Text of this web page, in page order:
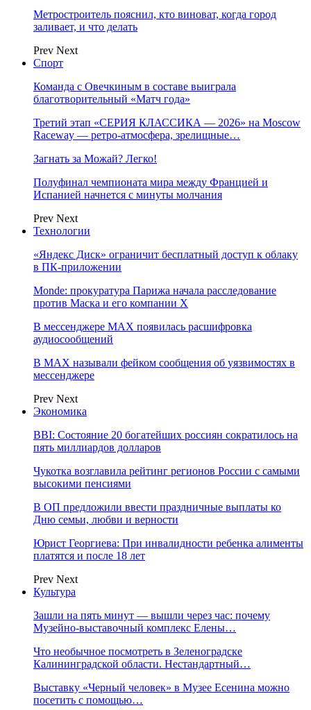
Метростроитель пояснил, кто виноват, когда город
заливает, и что делать
Prev Next
Спорт
Команда с Овечкиным в составе выиграла
благотворительный «Матч года»
Третий этап «СЕРИЯ КЛАССИКА — 2026» на Moscow
Raceway — ретро‑атмосфера, зрелищные…
Загнать за Можай? Легко!
Полуфинал чемпионата мира между Францией и
Испанией начнется с минуты молчания
Prev Next
Технологии
«Яндекс Диск» ограничит бесплатный доступ к облаку
в ПК-приложении
Monde: прокуратура Парижа начала расследование
против Маска и его компании X
В мессенджере MAX появилась расшифровка
аудиосообщений
В МAX называли фейком сообщения об уязвимостях в
мессенджере
Prev Next
Экономика
BBI: Состояние 20 богатейших россиян сократилось на
пять миллиардов долларов
Чукотка возглавила рейтинг регионов России с самыми
высокими пенсиями
В ОП предложили ввести праздничные выплаты ко
Дню семьи, любви и верности
Юрист Георгиева: При инвалидности ребенка алименты
платятся и после 18 лет
Prev Next
Культура
Зашли на пять минут — вышли через час: почему
Музейно-выставочный комплекс Елены…
Что необычное посмотреть в Зеленоградске
Калининградской области. Нестандартный…
Выставку «Черный человек» в Музее Есенина можно
посетить с помощью…